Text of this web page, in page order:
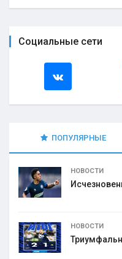
Социальные сети
ПОПУЛЯРНЫЕ
НОВОСТИ
НОВОСТИ